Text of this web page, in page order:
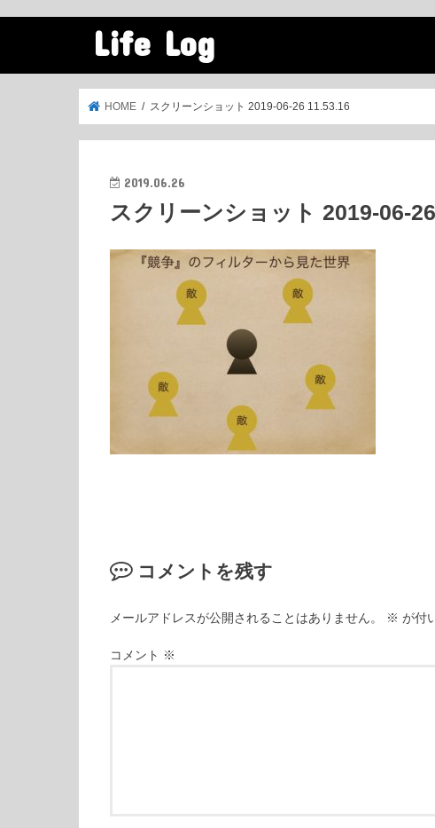
Life Log
HOME スクリーンショット 2019-06-26 11.53.16
2019.06.26
スクリーンショット 2019-06-
コメントを残す
メールアドレスが公開されることはありません。 ※ が付
コメント ※